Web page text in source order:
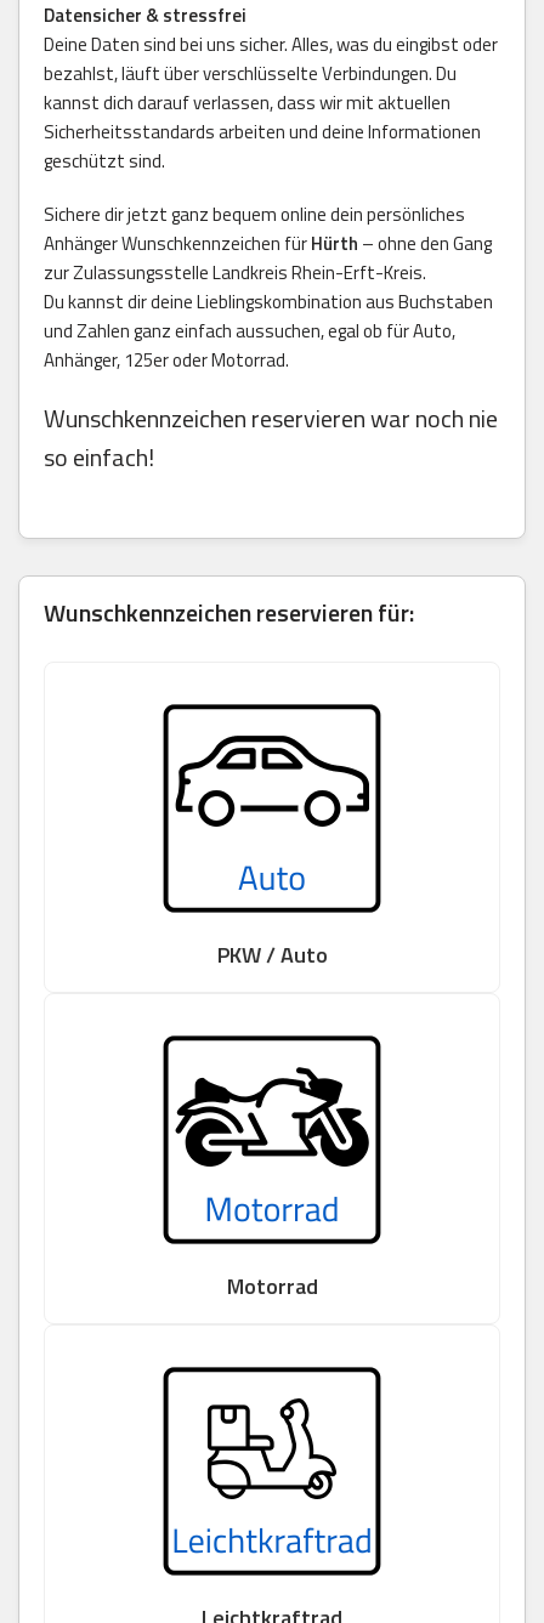
Datensicher & stressfrei
Deine Daten sind bei uns sicher. Alles, was du eingibst oder
bezahlst, läuft über verschlüsselte Verbindungen. Du
kannst dich darauf verlassen, dass wir mit aktuellen
Sicherheitsstandards arbeiten und deine Informationen
geschützt sind.
Sichere dir jetzt ganz bequem online dein persönliches
Anhänger Wunschkennzeichen fürHürth – ohne den Gang
zur Zulassungsstelle Landkreis Rhein-Erft-Kreis.
Du kannst dir deine Lieblingskombination aus Buchstaben
und Zahlen ganz einfach aussuchen, egal ob für Auto,
Anhänger, 125er oder Motorrad.
Wunschkennzeichen reservieren war noch nie
so einfach!
Wunschkennzeichen reservieren für:
PKW / Auto
Motorrad